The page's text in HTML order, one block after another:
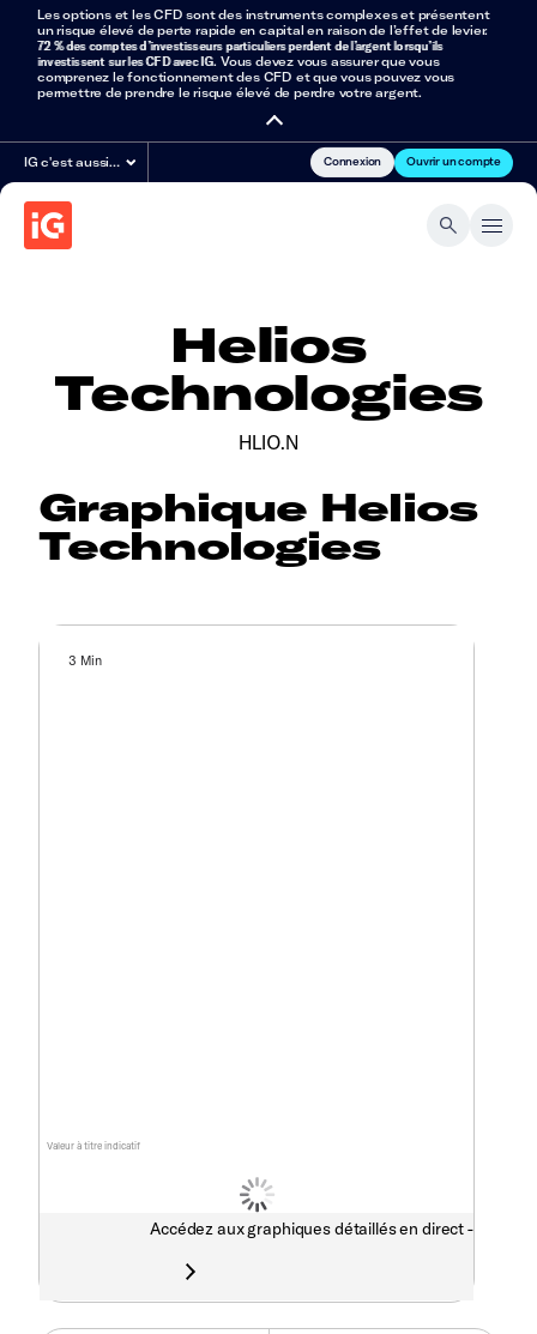
Les options et les CFD sont des instruments complexes et présentent
un risque élevé de perte rapide en capital en raison de l’effet de levier.
72 % des comptes d’investisseurs particuliers perdent de l’argent lorsqu’ils
investissent sur les CFD avec IG. Vous devez vous assurer que vous
comprenez le fonctionnement des CFD et que vous pouvez vous
permettre de prendre le risque élevé de perdre votre argent.
IG c'est aussi… Connexion Ouvrir un compte
Helios
Technologies
HLIO.N
Graphique Helios
Technologies
Valeur à titre indicatif
3 Min
Accédez aux graphiques détaillés en direct -